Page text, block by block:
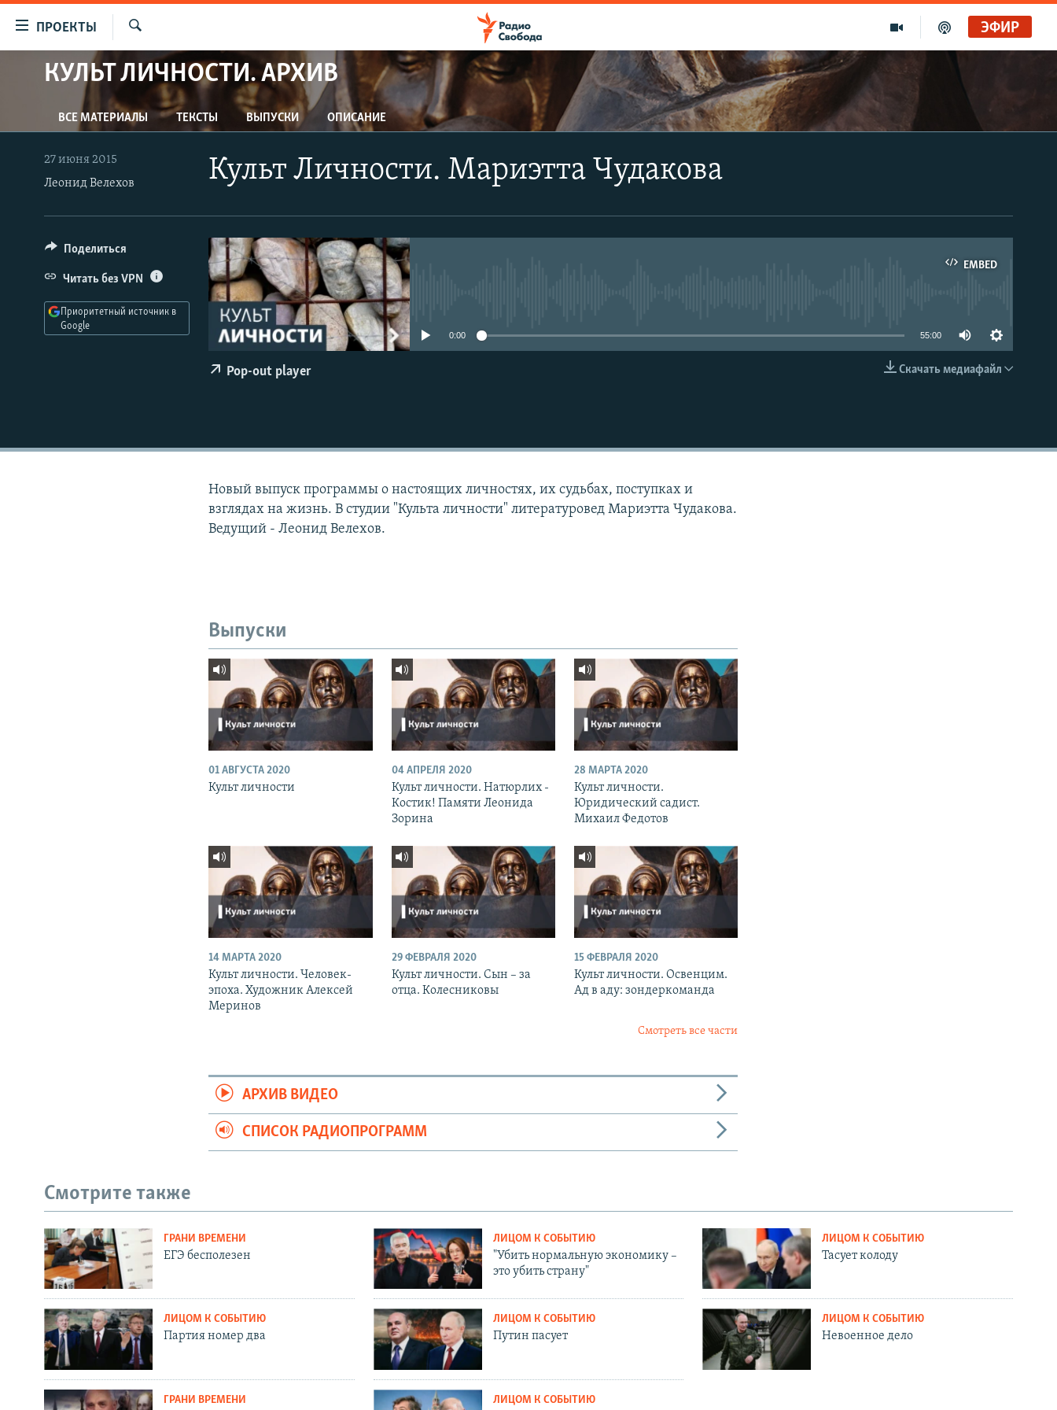
упрощенного
Вернуться
к
основному
содержанию
навигации
Вернутся
ПРОЕКТЫ
ПРОГРАММЫ
ПОДКАСТЫ
АВТОРСКИЕ ПРОЕКТЫ
ЦИТАТЫ СВОБОДЫ
МНЕНИЯ
КУЛЬТУРА
IDEL.РЕАЛИИ
КАВКАЗ.РЕАЛИИ
СЕВЕР.РЕАЛИИ
СИБИРЬ.РЕАЛИИ
ЭФИР
КУЛЬТ ЛИЧНОСТИ. АРХИВ
ВСЕ МАТЕРИАЛЫ ТЕКСТЫ ВЫПУСКИ ОПИСАНИЕ
Культ Личности. Мариэтта Чудакова
27 июня 2015
Леонид Велехов
EMBED
EMBED
0:00 55:00
Скачать медиафайл
Pop-out player
Поделиться
Читать без VPN
Приоритетный источник в
Google
Новый выпуск программы о настоящих личностях, их судьбах, поступках и
взглядах на жизнь. В студии "Культа личности" литературовед Мариэтта Чудакова.
Ведущий - Леонид Велехов.
Выпуски
01 АВГУСТА 2020
Культ личности
04 АПРЕЛЯ 2020
Культ личности. Натюрлих -
Костик! Памяти Леонида
Зорина
28 МАРТА 2020
Культ личности.
Юридический садист.
Михаил Федотов
14 МАРТА 2020
Культ личности. Человек-
эпоха. Художник Алексей
Меринов
29 ФЕВРАЛЯ 2020
Культ личности. Сын – за
отца. Колесниковы
15 ФЕВРАЛЯ 2020
Культ личности. Освенцим.
Ад в аду: зондеркоманда
Смотреть все части
АРХИВ ВИДЕО
СПИСОК РАДИОПРОГРАММ
Смотрите также
ГРАНИ ВРЕМЕНИ
ЕГЭ бесполезен
ЛИЦОМ К СОБЫТИЮ
"Убить нормальную экономику –
это убить страну"
ЛИЦОМ К СОБЫТИЮ
Тасует колоду
ЛИЦОМ К СОБЫТИЮ
Партия номер два
ЛИЦОМ К СОБЫТИЮ
Путин пасует
ЛИЦОМ К СОБЫТИЮ
Невоенное дело
ГРАНИ ВРЕМЕНИ ЛИЦОМ К СОБЫТИЮ